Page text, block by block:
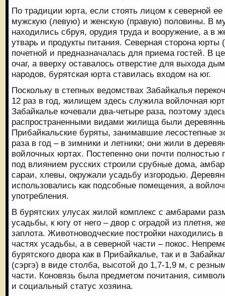
По традиции юрта, если стоять лицом к северной
мужскую (левую) и женскую (правую) половины. В
находились сбруя, орудия труда и вооружение, а в
утварь и продукты питания. Северная сторона юрты
почетной и предназначалась для приема гостей. В
очаг, а вверху оставалось отверстие для выхода
народов, бурятская юрта ставилась входом на юг.
Поскольку в степных ведомствах Забайкалья
12 раз в год, жилищем здесь служила войлочная
Забайкалье кочевали два-четыре раза, поэтому
распространенными видами жилища были
Прибайкальские буряты, занимавшие лесостепные
раза в год – в зимники и летники; они жили в
войлочных юртах. Постепенно они почти полностью
под влиянием русских строили срубные дома,
сараи, хлевы, окружали усадьбу изгородью.
использовались как подсобные помещения, а
употребления.
В бурятских улусах жилой комплекс с амбарами
усадьбы, к югу от него – двор с оградой из плетня,
заплота. Животноводческие постройки находились
частях усадьбы, а в северной части – покос.
бурятского двора как в Прибайкалье, так и в
(сэргэ) в виде столба, высотой до 1,7-1,9 м, с
части. Коновязь была предметом почитания,
и социальный статус хозяина.